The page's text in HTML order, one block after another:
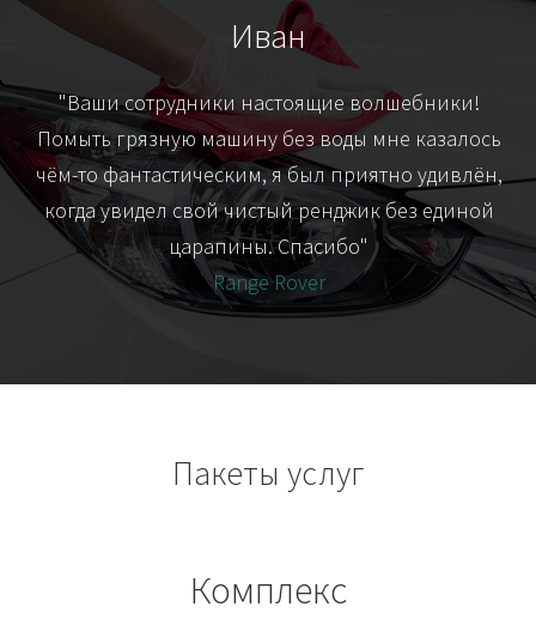
Иван
"Ваши сотрудники настоящие волшебники!
Помыть грязную машину без воды мне казалось
чём-то фантастическим, я был приятно удивлён,
когда увидел свой чистый ренджик без единой
царапины. Спасибо"
Range Rover
Пакеты услуг
Комплекс